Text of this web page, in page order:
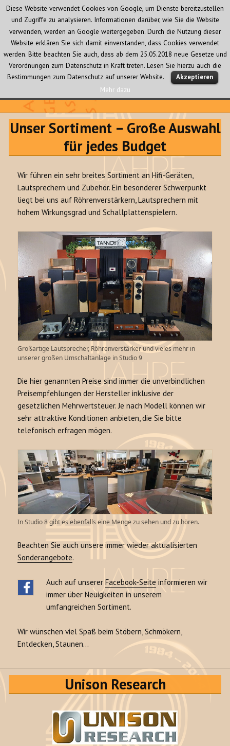
Audio Creativ
MENÜ
UND
Unser Sortiment – Große Auswahl
für jedes Budget
Wir führen ein sehr breites Sortiment an Hifi-Geräten,
Lautsprechern und Zubehör. Ein besonderer Schwerpunkt
liegt bei uns auf Röhrenverstärkern, Lautsprechern mit
hohem Wirkungsgrad und Schallplattenspielern.
Großartige Lautsprecher, Röhrenverstärker und vieles mehr in
unserer großen Umschaltanlage in Studio 9
Die hier genannten Preise sind immer die unverbindlichen
Preisempfehlungen der Hersteller inklusive der
gesetzlichen Mehrwertsteuer. Je nach Modell können wir
sehr attraktive Konditionen anbieten, die Sie bitte
telefonisch erfragen mögen.
In Studio 8 gibt es ebenfalls eine Menge zu sehen und zu hören.
Beachten Sie auch unsere immer wieder aktualisierten
Sonderangebote.
Auch auf unsererFacebook-Seite informieren wir
immer über Neuigkeiten in unserem
umfangreichen Sortiment.
Wir wünschen viel Spaß beim Stöbern, Schmökern,
Entdecken, Staunen…
Unison Research
Diese Website verwendet Cookies von Google, um Dienste bereitzustellen
und Zugriffe zu analysieren. Informationen darüber, wie Sie die Website
verwenden, werden an Google weitergegeben. Durch die Nutzung dieser
Website erklären Sie sich damit einverstanden, dass Cookies verwendet
werden. Bitte beachten Sie auch, dass ab dem 25.05.2018 neue Gesetze und
Verordnungen zum Datenschutz in Kraft treten. Lesen Sie hierzu auch die
Bestimmungen zum Datenschutz auf unserer Website.
Akzeptieren
Mehr dazu